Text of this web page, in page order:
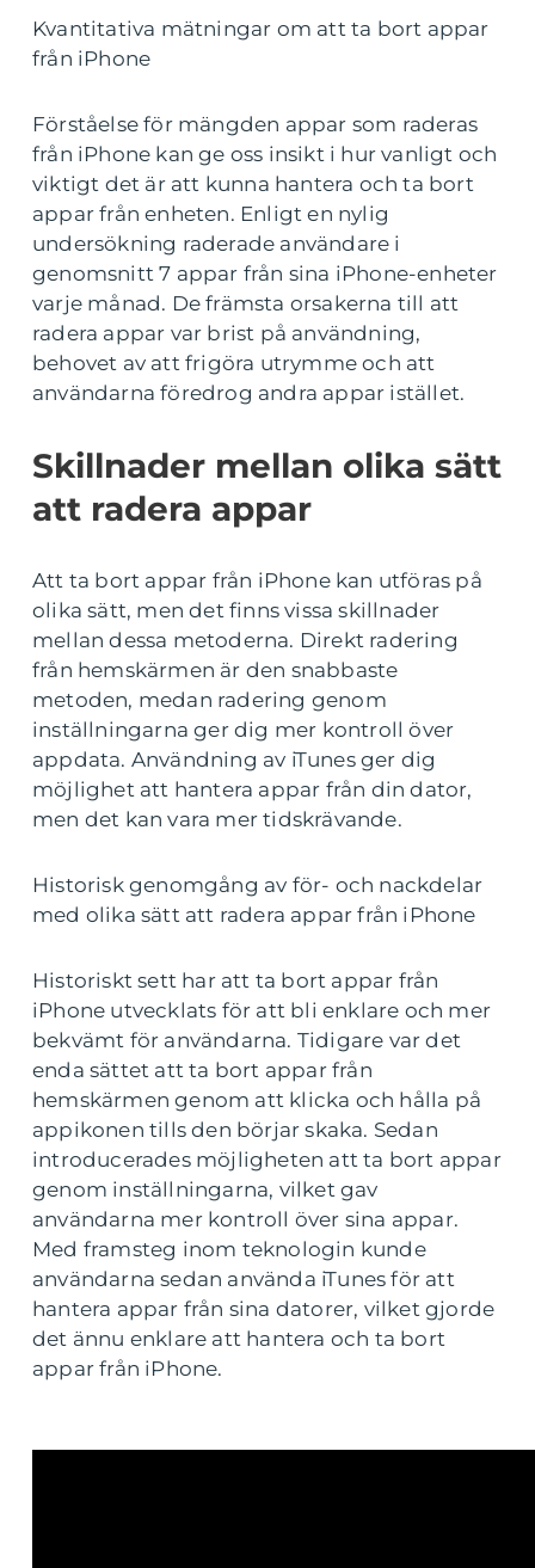
Kvantitativa mätningar om att ta bort appar
från iPhone
Förståelse för mängden appar som raderas
från iPhone kan ge oss insikt i hur vanligt och
viktigt det är att kunna hantera och ta bort
appar från enheten. Enligt en nylig
undersökning raderade användare i
genomsnitt 7 appar från sina iPhone-enheter
varje månad. De främsta orsakerna till att
radera appar var brist på användning,
behovet av att frigöra utrymme och att
användarna föredrog andra appar istället.
Skillnader mellan olika sätt
att radera appar
Att ta bort appar från iPhone kan utföras på
olika sätt, men det finns vissa skillnader
mellan dessa metoderna. Direkt radering
från hemskärmen är den snabbaste
metoden, medan radering genom
inställningarna ger dig mer kontroll över
appdata. Användning av iTunes ger dig
möjlighet att hantera appar från din dator,
men det kan vara mer tidskrävande.
Historisk genomgång av för- och nackdelar
med olika sätt att radera appar från iPhone
Historiskt sett har att ta bort appar från
iPhone utvecklats för att bli enklare och mer
bekvämt för användarna. Tidigare var det
enda sättet att ta bort appar från
hemskärmen genom att klicka och hålla på
appikonen tills den börjar skaka. Sedan
introducerades möjligheten att ta bort appar
genom inställningarna, vilket gav
användarna mer kontroll över sina appar.
Med framsteg inom teknologin kunde
användarna sedan använda iTunes för att
hantera appar från sina datorer, vilket gjorde
det ännu enklare att hantera och ta bort
appar från iPhone.